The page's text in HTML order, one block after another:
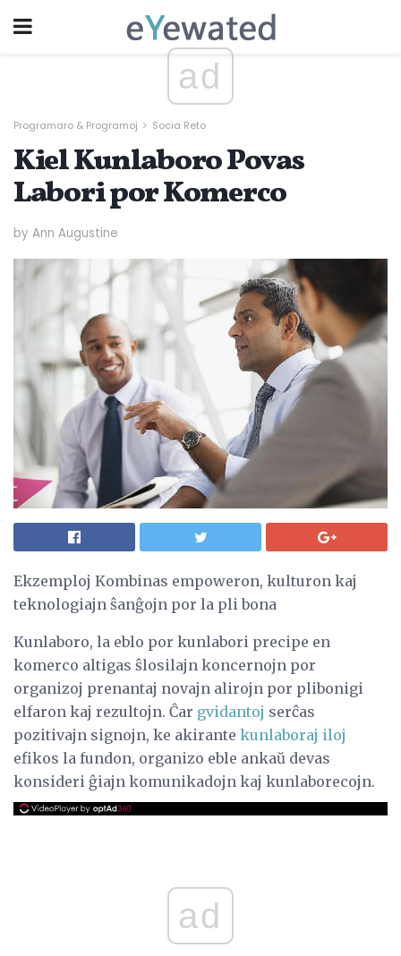
ad
Programaro & Programoj Socia Reto
Kiel Kunlaboro Povas
Labori por Komerco
by Ann Augustine
Ekzemploj Kombinas empoweron, kulturon kaj
teknologiajn ŝanĝojn por la pli bona
Kunlaboro, la eblo por kunlabori precipe en
komerco altigas ŝlosilajn koncernojn por
organizoj prenantaj novajn alirojn por plibonigi
elfaron kaj rezultojn. Ĉar gvidantoj serĉas
pozitivajn signojn, ke akirante kunlaboraj iloj
efikos la fundon, organizo eble ankaŭ devas
konsideri ĝiajn komunikadojn kaj kunlaborecojn.
ad